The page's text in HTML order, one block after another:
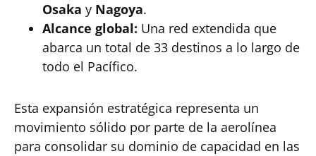
Osaka y Nagoya.
Alcance global: Una red extendida que
abarca un total de 33 destinos a lo largo de
todo el Pacífico.
Esta expansión estratégica representa un
movimiento sólido por parte de la aerolínea
para consolidar su dominio de capacidad en las